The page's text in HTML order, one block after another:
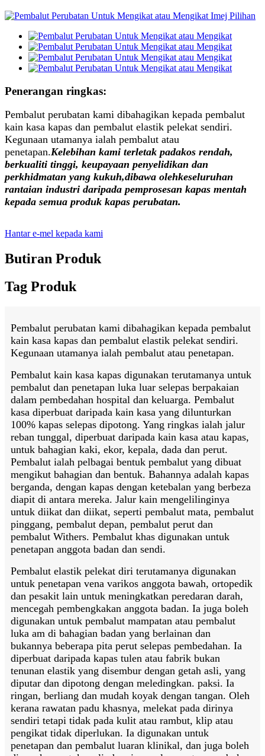
Penerangan ringkas:
Pembalut perubatan kami dibahagikan kepada pembalut
kain kasa kapas dan pembalut elastik pelekat sendiri.
Kegunaan utamanya ialah pembalut atau
penetapan.Kelebihan kami terletak padakos rendah,
berkualiti tinggi, keupayaan penyelidikan dan
perkhidmatan yang kukuh,dibawa olehkeseluruhan
rantaian industri daripada pemprosesan kapas mentah
kepada semua produk kapas perubatan.
Hantar e-mel kepada kami
Butiran Produk
Tag Produk
Pembalut perubatan kami dibahagikan kepada pembalut
kain kasa kapas dan pembalut elastik pelekat sendiri.
Kegunaan utamanya ialah pembalut atau penetapan.
Pembalut kain kasa kapas digunakan terutamanya untuk
pembalut dan penetapan luka luar selepas berpakaian
dalam pembedahan hospital dan keluarga. Pembalut
kasa diperbuat daripada kain kasa yang dilunturkan
100% kapas selepas dipotong. Yang ringkas ialah jalur
reban tunggal, diperbuat daripada kain kasa atau kapas,
untuk bahagian kaki, ekor, kepala, dada dan perut.
Pembalut ialah pelbagai bentuk pembalut yang dibuat
mengikut bahagian dan bentuk. Bahannya adalah kapas
berganda, dengan kapas dengan ketebalan yang berbeza
diapit di antara mereka. Jalur kain mengelilinginya
untuk diikat dan diikat, seperti pembalut mata, pembalut
pinggang, pembalut depan, pembalut perut dan
pembalut Withers. Pembalut khas digunakan untuk
penetapan anggota badan dan sendi.
Pembalut elastik pelekat diri terutamanya digunakan
untuk penetapan vena varikos anggota bawah, ortopedik
dan pesakit lain untuk meningkatkan peredaran darah,
mencegah pembengkakan anggota badan. Ia juga boleh
digunakan untuk pembalut mampatan atau pembalut
luka am di bahagian badan yang berlainan dan
bukannya beberapa pita perut selepas pembedahan. Ia
diperbuat daripada kapas tulen atau fabrik bukan
tenunan elastik yang disembur dengan getah asli, yang
diputar dan dipotong dengan meledingkan. paksi. Ia
ringan, berliang dan mudah koyak dengan tangan. Oleh
kerana rawatan padu khasnya, melekat pada dirinya
sendiri tetapi tidak pada kulit atau rambut, klip atau
pengikat tidak diperlukan. Ia digunakan untuk
penetapan dan pembalut luaran klinikal, dan juga boleh